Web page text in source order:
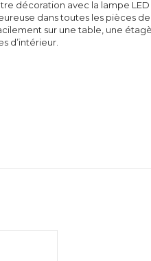
décoration avec la lampe LED
dans toutes les pièces de
sur une table, une
d’intérieur.